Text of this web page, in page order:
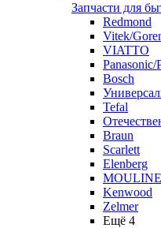
Запчасти для
Redmond
Vitek/
VIATTO
Panasonic/
Bosch
Tefal
Braun
Scarlett
Elenberg
Kenwood
Zelmer
Ещё 4